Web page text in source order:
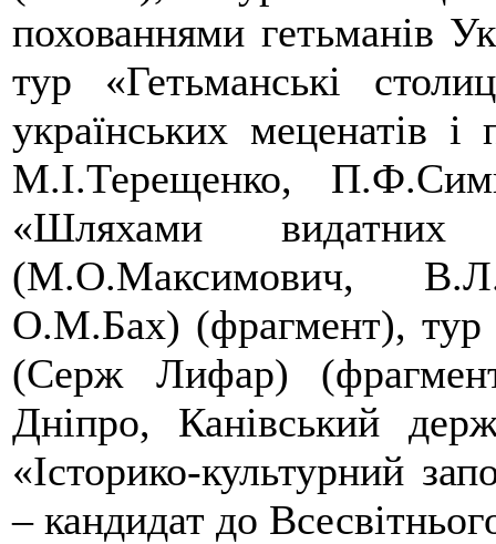
похованнями гетьманів
тур «Гетьманські
українських меценатів
М.І.Терещенко,
«Шляхами видатних
(М.О.Максимович,
О.М.Бах) (фрагмент), тур
(Серж Лифар)
Дніпро, Канівський
«Історико-культурний
– кандидат до